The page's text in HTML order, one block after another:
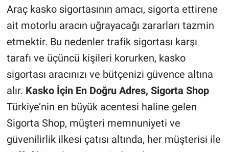
Araç kasko sigortasının amacı, sigorta ettirene
ait motorlu aracın uğrayacağı zararları tazmin
etmektir. Bu nedenler trafik sigortası karşı
tarafı ve üçüncü kişileri korurken, kasko
sigortası aracınızı ve bütçenizi güvence altına
alır. Kasko İçin En Doğru Adres, Sigorta Shop
Türkiye’nin en büyük acentesi haline gelen
Sigorta Shop, müşteri memnuniyeti ve
güvenilirlik ilkesi çatısı altında, her müşterisi ile